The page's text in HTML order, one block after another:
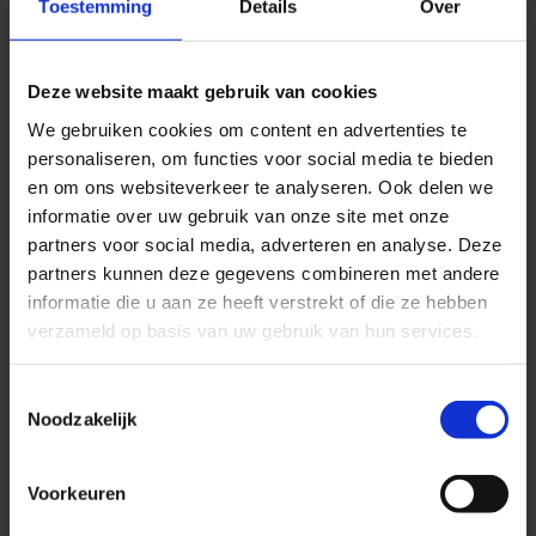
Toestemming Details Over
Deze website maakt gebruik van cookies
We gebruiken cookies om content en advertenties te
personaliseren, om functies voor social media te bieden
en om ons websiteverkeer te analyseren. Ook delen we
informatie over uw gebruik van onze site met onze
partners voor social media, adverteren en analyse. Deze
partners kunnen deze gegevens combineren met andere
informatie die u aan ze heeft verstrekt of die ze hebben
verzameld op basis van uw gebruik van hun services.
Noodzakelijk
Voorkeuren
fysiotherapie Zo start je jouw eigen...
Zo start je jouw eigen fysiotherapiepraktijk en
werf je cliënten met online marketing
Zo start je jouw eigen fysiotherapiepraktijk en werf je